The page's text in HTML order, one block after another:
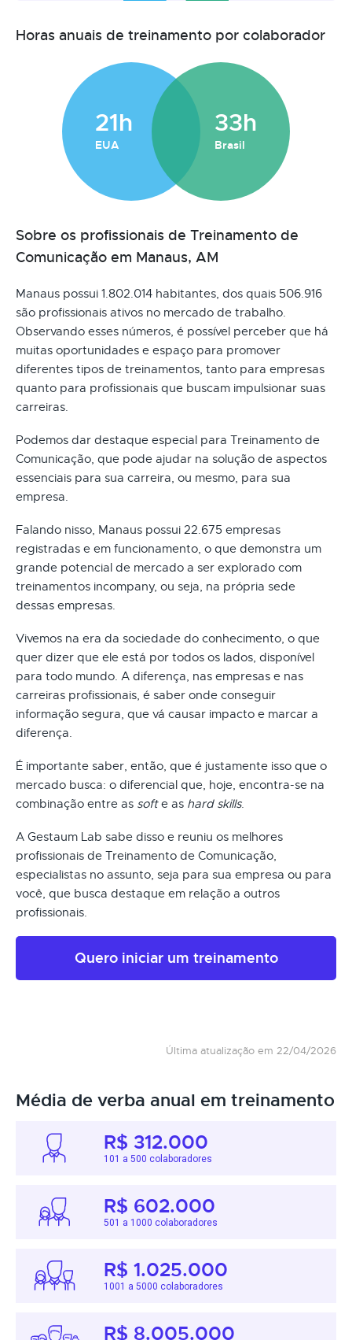
Horas anuais de treinamento por colaborador
21h
EUA
33h
Brasil
Sobre os profissionais de Treinamento de
Comunicação em Manaus, AM
Manaus possui 1.802.014 habitantes, dos quais 506.916
são profissionais ativos no mercado de trabalho.
Observando esses números, é possível perceber que há
muitas oportunidades e espaço para promover
diferentes tipos de treinamentos, tanto para empresas
quanto para profissionais que buscam impulsionar suas
carreiras.
Podemos dar destaque especial para Treinamento de
Comunicação, que pode ajudar na solução de aspectos
essenciais para sua carreira, ou mesmo, para sua
empresa.
Falando nisso, Manaus possui 22.675 empresas
registradas e em funcionamento, o que demonstra um
grande potencial de mercado a ser explorado com
treinamentos incompany, ou seja, na própria sede
dessas empresas.
Vivemos na era da sociedade do conhecimento, o que
quer dizer que ele está por todos os lados, disponível
para todo mundo. A diferença, nas empresas e nas
carreiras profissionais, é saber onde conseguir
informação segura, que vá causar impacto e marcar a
diferença.
É importante saber, então, que é justamente isso que o
mercado busca: o diferencial que, hoje, encontra-se na
combinação entre as softe as hard skills.
A Gestaum Lab sabe disso e reuniu os melhores
profissionais de Treinamento de Comunicação,
especialistas no assunto, seja para sua empresa ou para
você, que busca destaque em relação a outros
profissionais.
Quero iniciar um treinamento
Última atualização em 22/04/2026
Média de verba anual em treinamento
R$ 312.000
101 a 500 colaboradores
R$ 602.000
501 a 1000 colaboradores
R$ 1.025.000
1001 a 5000 colaboradores
R$ 8.005.000